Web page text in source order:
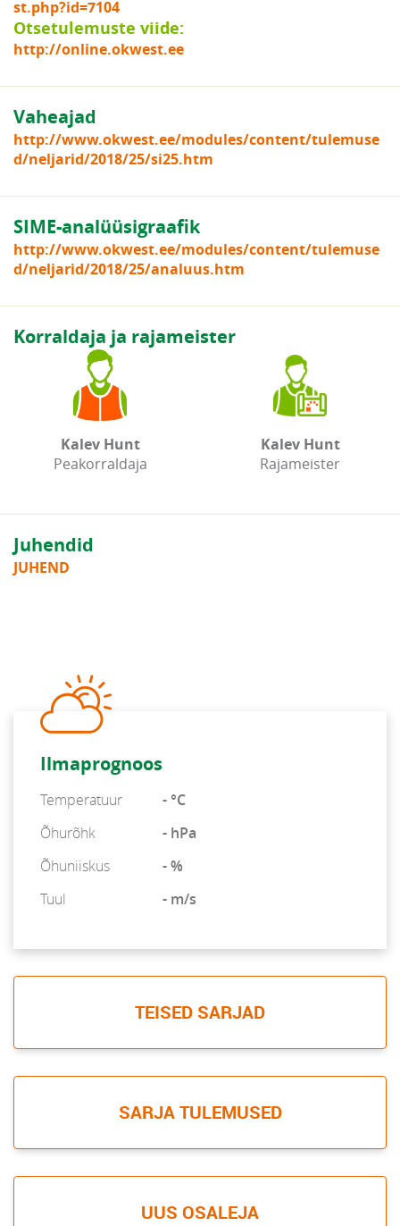
st.php?id=7104
Otsetulemuste viide:
http://online.okwest.ee
Vaheajad
http://www.okwest.ee/modules/content/tulemuse
d/neljarid/2018/25/si25.htm
SIME-analüüsigraafik
http://www.okwest.ee/modules/content/tulemuse
d/neljarid/2018/25/analuus.htm
Korraldaja ja rajameister
Kalev Hunt
Peakorraldaja
Kalev Hunt
Rajameister
Juhendid
JUHEND
Ilmaprognoos
Temperatuur
- °C
Õhurõhk
- hPa
Õhuniiskus
- %
Tuul
- m/s
TEISED SARJAD
SARJA TULEMUSED
UUS OSALEJA